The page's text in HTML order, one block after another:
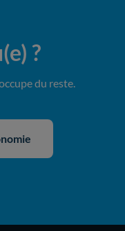
?
du reste.